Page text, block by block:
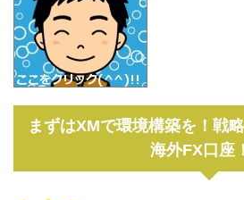
まずはXMで環境構築を！戦
海外FX口座！